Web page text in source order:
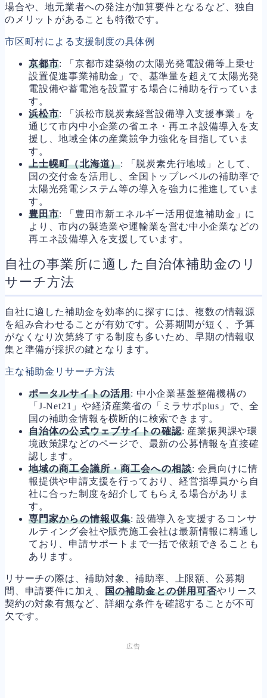
場合や、地元業者への発注が加算要件となるなど、独自
のメリットがあることも特徴です。
市区町村による支援制度の具体例
京都市: 「京都市建築物の太陽光発電設備等上乗せ
設置促進事業補助金」で、基準量を超えて太陽光発
電設備や蓄電池を設置する場合に補助を行っていま
す。
浜松市: 「浜松市脱炭素経営設備導入支援事業」を
通じて市内中小企業の省エネ・再エネ設備導入を支
援し、地域全体の産業競争力強化を目指していま
す。
上士幌町（北海道）: 「脱炭素先行地域」として、
国の交付金を活用し、全国トップレベルの補助率で
太陽光発電システム等の導入を強力に推進していま
す。
豊田市: 「豊田市新エネルギー活用促進補助金」に
より、市内の製造業や運輸業を営む中小企業などの
再エネ設備導入を支援しています。
自社の事業所に適した自治体補助金のリ
サーチ方法
自社に適した補助金を効率的に探すには、複数の情報源
を組み合わせることが有効です。公募期間が短く、予算
がなくなり次第終了する制度も多いため、早期の情報収
集と準備が採択の鍵となります。
主な補助金リサーチ方法
ポータルサイトの活用: 中小企業基盤整備機構の
「J-Net21」や経済産業省の「ミラサポplus」で、全
国の補助金情報を横断的に検索できます。
自治体の公式ウェブサイトの確認: 産業振興課や環
境政策課などのページで、最新の公募情報を直接確
認します。
地域の商工会議所・商工会への相談: 会員向けに情
報提供や申請支援を行っており、経営指導員から自
社に合った制度を紹介してもらえる場合がありま
す。
専門家からの情報収集: 設備導入を支援するコンサ
ルティング会社や販売施工会社は最新情報に精通し
ており、申請サポートまで一括で依頼できることも
あります。
リサーチの際は、補助対象、補助率、上限額、公募期
間、申請要件に加え、 国の補助金との併用可否やリース
契約の対象有無など、詳細な条件を確認することが不可
欠です。
広告